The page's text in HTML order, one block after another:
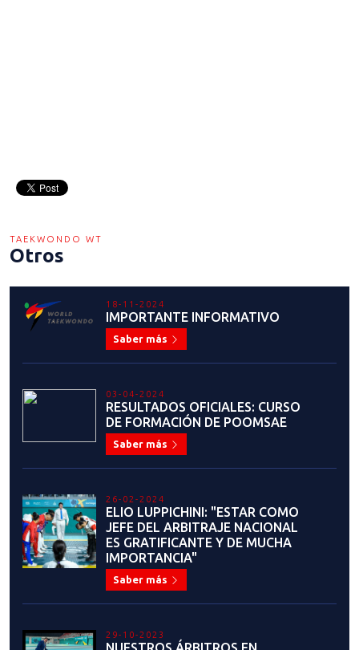
TAEKWONDO WT
Otros
18-11-2024
IMPORTANTE INFORMATIVO
Saber más
03-04-2024
RESULTADOS OFICIALES: CURSO
DE FORMACIÓN DE POOMSAE
Saber más
26-02-2024
ELIO LUPPICHINI: "ESTAR COMO
JEFE DEL ARBITRAJE NACIONAL
ES GRATIFICANTE Y DE MUCHA
IMPORTANCIA"
Saber más
29-10-2023